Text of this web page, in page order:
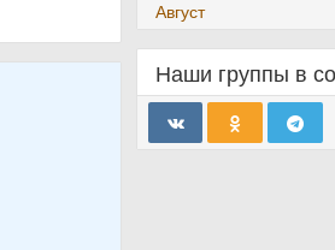
Август
Наши группы в